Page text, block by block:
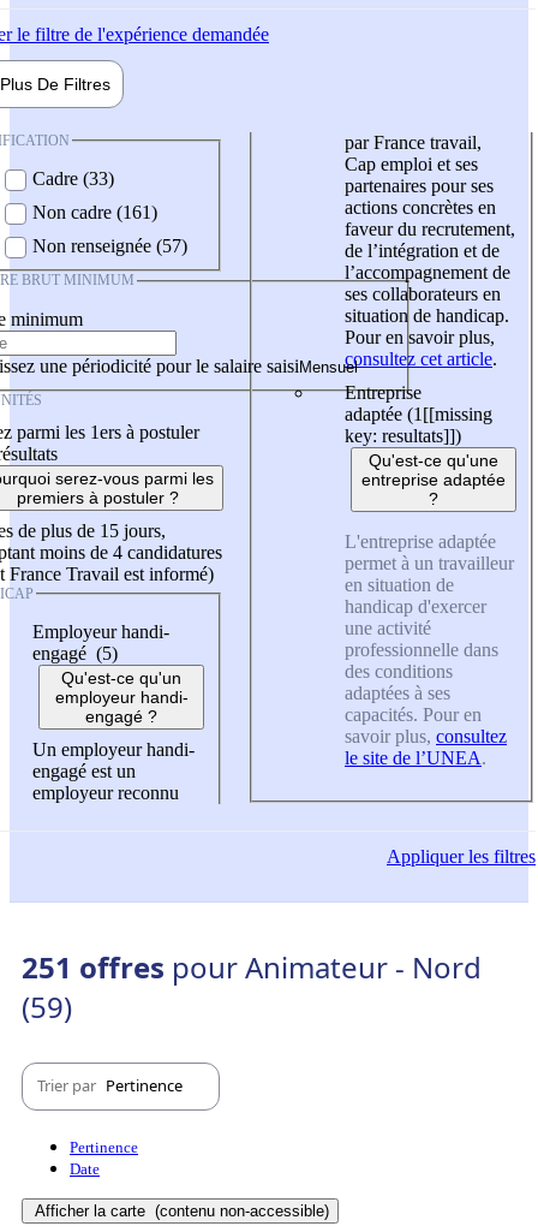
le filtre de l'expérience demandée
Plus De Filtres
Cadre (33)
Non cadre (161)
Non renseignée (57)
BRUT MINIMUM
minimum
une périodicité pour le salaire saisi
parmi les 1ers à postuler
serez-vous parmi les
premiers à postuler ?
de plus de 15 jours,
moins de 4 candidatures
France Travail est informé)
Employeur handi-
engagé (5)
Qu'est-ce qu'un
employeur handi-
engagé ?
Un employeur handi-
engagé est un
employeur reconnu
par France travail,
Cap emploi et ses
partenaires pour ses
actions concrètes en
faveur du recrutement,
de l’intégration et de
l’accompagnement de
ses collaborateurs en
situation de handicap.
Pour en savoir plus,
consultez cet article.
Entreprise
adaptée (1 [[missing
key: resultats]])
Qu'est-ce qu'une
entreprise adaptée
?
L'entreprise adaptée
permet à un travailleur
en situation de
handicap d'exercer
une activité
professionnelle dans
des conditions
adaptées à ses
capacités. Pour en
savoir plus, consultez
le site de l’UNEA.
Appliquerles filtres
251 offres pour Animateur - Nord
(59)
Trier par Pertinence
Pertinence
Date
Afficher la carte (contenu non-accessible)